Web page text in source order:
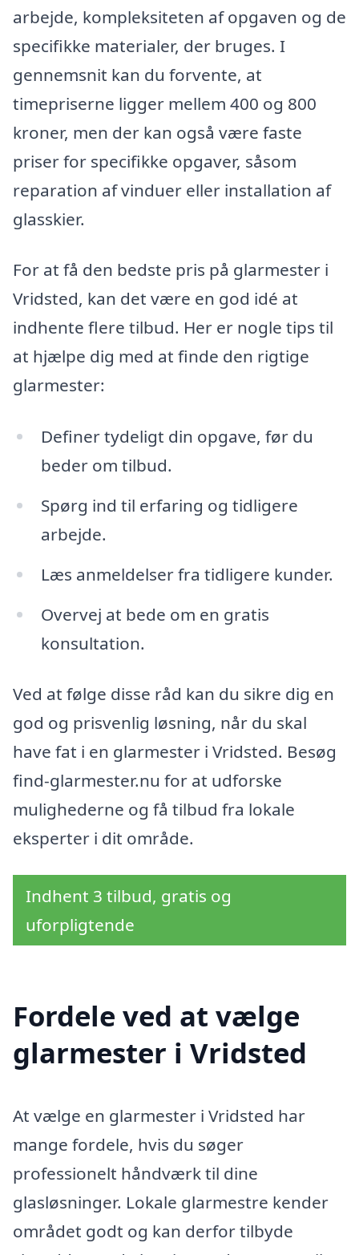
arbejde, kompleksiteten af opgaven og de
specifikke materialer, der bruges. I
gennemsnit kan du forvente, at
timepriserne ligger mellem 400 og 800
kroner, men der kan også være faste
priser for specifikke opgaver, såsom
reparation af vinduer eller installation af
glasskier.
For at få den bedste pris på glarmester i
Vridsted, kan det være en god idé at
indhente flere tilbud. Her er nogle tips til
at hjælpe dig med at finde den rigtige
glarmester:
Definer tydeligt din opgave, før du
beder om tilbud.
Spørg ind til erfaring og tidligere
arbejde.
Læs anmeldelser fra tidligere kunder.
Overvej at bede om en gratis
konsultation.
Ved at følge disse råd kan du sikre dig en
god og prisvenlig løsning, når du skal
have fat i en glarmester i Vridsted. Besøg
find-glarmester.nu for at udforske
mulighederne og få tilbud fra lokale
eksperter i dit område.
Indhent 3 tilbud, gratis og
uforpligtende
Fordele ved at vælge
glarmester i Vridsted
At vælge en glarmester i Vridsted har
mange fordele, hvis du søger
professionelt håndværk til dine
glasløsninger. Lokale glarmestre kender
området godt og kan derfor tilbyde